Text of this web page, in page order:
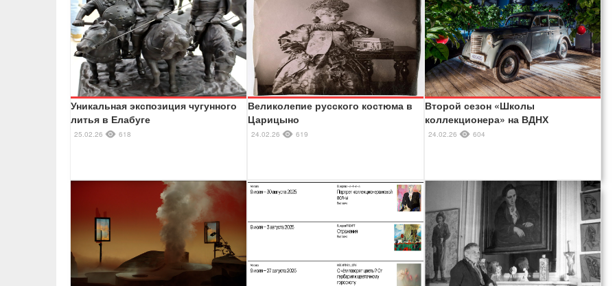
Уникальная экспозиция чугунного
литья в Елабуге
25.02.26 618
Великолепие русского костюма в
Царицыно
24.02.26 619
Второй сезон «Школы
коллекционера» на ВДНХ
24.02.26 604